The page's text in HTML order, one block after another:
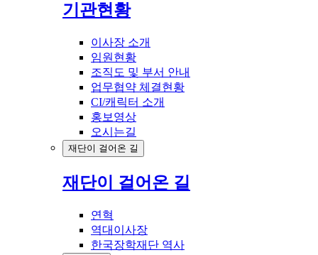
기관현황
이사장 소개
임원현황
조직도 및 부서 안내
업무협약 체결현황
CI/캐릭터 소개
홍보영상
오시는길
재단이 걸어온 길
재단이 걸어온 길
연혁
역대이사장
한국장학재단 역사